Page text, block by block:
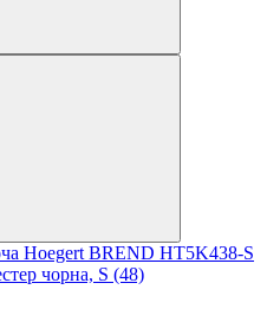
Hoegert BREND HT5K438-S
чорна, S (48)